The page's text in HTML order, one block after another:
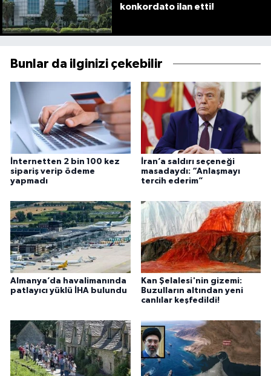
konkordato ilan etti!
Bunlar da ilginizi çekebilir
İnternetten 2 bin 100 kez
sipariş verip ödeme
yapmadı
İran’a saldırı seçeneği
masadaydı: “Anlaşmayı
tercih ederim”
Almanya’da havalimanında
patlayıcı yüklü İHA bulundu
Kan Şelalesi'nin gizemi:
Buzulların altından yeni
canlılar keşfedildi!